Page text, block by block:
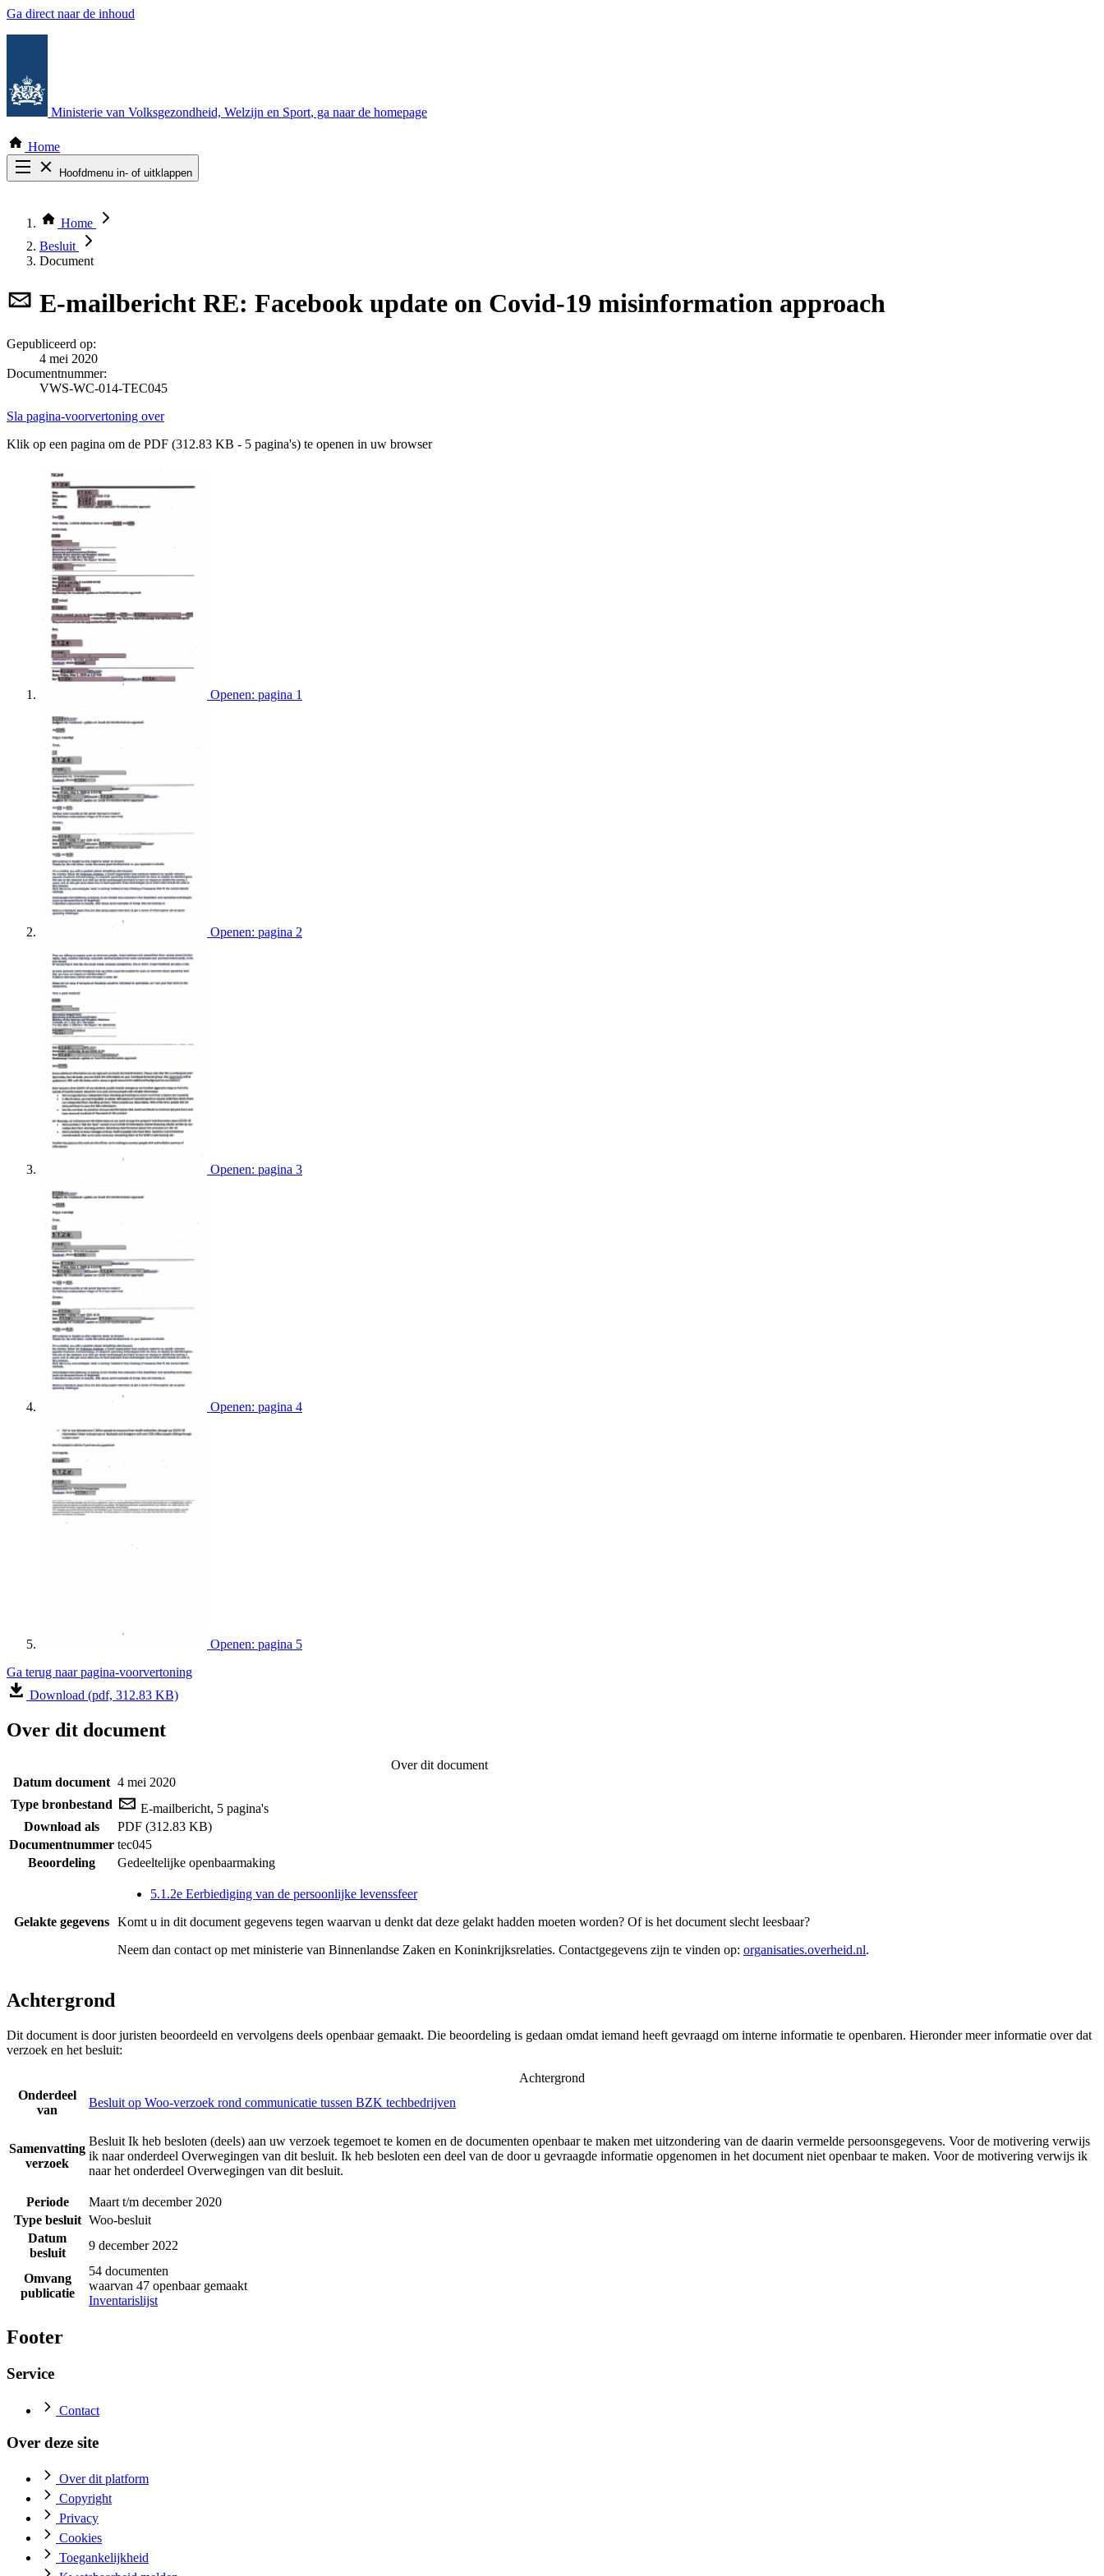
Ga direct naar de inhoud
Ministerie van Volksgezondheid, Welzijn en Sport, ga naar de homepage
Home
Hoofdmenu in- of uitklappen
Thema COVID-19
Bekijk per bestuursorgaan
Home
Besluit
Document
E-mailbericht RE: Facebook update on Covid-19 misinformation approach
Gepubliceerd op:
4 mei 2020
Documentnummer:
VWS-WC-014-TEC045
Sla pagina-voorvertoning over
Klik op een pagina om de PDF (312.83 KB - 5 pagina's) te openen in uw browser
Openen: pagina 1
Openen: pagina 2
Openen: pagina 3
Openen: pagina 4
Openen: pagina 5
Ga terug naar pagina-voorvertoning
Download (pdf, 312.83 KB)
Over dit document
Over dit document
Datum document 4 mei 2020
Type bronbestand
E-mailbericht, 5 pagina's
Download als
PDF (312.83 KB)
Documentnummer tec045
Beoordeling
Gedeeltelijke openbaarmaking
Gelakte gegevens
5.1.2e Eerbiediging van de persoonlijke levenssfeer
Komt u in dit document gegevens tegen waarvan u denkt dat deze gelakt hadden moeten worden? Of is het document slecht leesbaar?
Neem dan contact op met ministerie van Binnenlandse Zaken en Koninkrijksrelaties. Contactgegevens zijn te vinden op: organisaties.overheid.nl.
Achtergrond
Dit document is door juristen beoordeeld en vervolgens deels openbaar gemaakt. Die beoordeling is gedaan omdat iemand heeft gevraagd om interne informatie te openbaren. Hieronder meer informatie over dat
verzoek en het besluit:
Achtergrond
Onderdeel
van
Besluit op Woo-verzoek rond communicatie tussen BZK techbedrijven
Samenvatting
verzoek
Besluit Ik heb besloten (deels) aan uw verzoek tegemoet te komen en de documenten openbaar te maken met uitzondering van de daarin vermelde persoonsgegevens. Voor de motivering verwijs
ik naar onderdeel Overwegingen van dit besluit. Ik heb besloten een deel van de door u gevraagde informatie opgenomen in het document niet openbaar te maken. Voor de motivering verwijs ik
naar het onderdeel Overwegingen van dit besluit.
Periode
Maart t/m december 2020
Type besluit Woo-besluit
Datum
besluit
9 december 2022
Omvang
publicatie
54 documenten
waarvan 47 openbaar gemaakt
Inventarislijst
Footer
Service
Contact
Over deze site
Over dit platform
Copyright
Privacy
Cookies
Toegankelijkheid